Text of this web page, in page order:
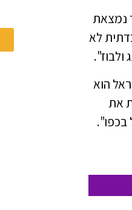
נמצאת
לא
הוא
את
בכפו".